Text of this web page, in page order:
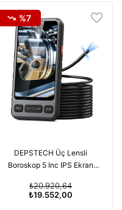
DEPSTECH Üç Lensli
Boroskop 5 Inc IPS Ekran
₺19.552,00
₺20.920,64
%7